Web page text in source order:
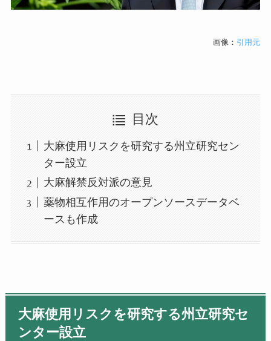
画像： 引用元
目次
大麻使用リスクを研究する州立研究セン
ター設立
大麻解禁反対派の意見
薬物相互作用のオープンソースデータベ
ースも作成
大麻使用リスクを研究する州立研究セ
ンター設立